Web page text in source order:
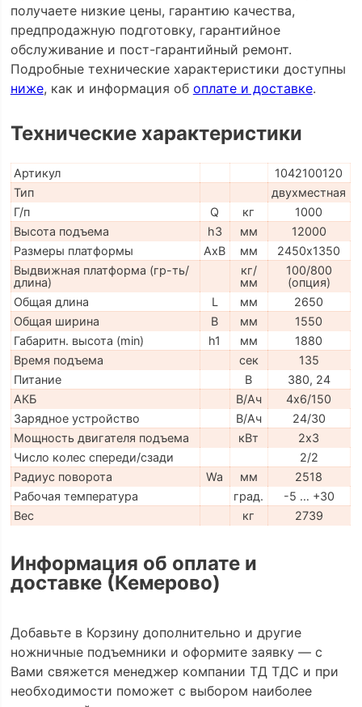
получаете низкие цены, гарантию качества,
предпродажную подготовку, гарантийное
обслуживание и пост-гарантийный ремонт.
Подробные технические характеристики доступны
ниже, как и информация об оплате и доставке.
Технические характеристики
Артикул
1042100120
Тип
двухместная
Г/п
Q кг
1000
Высота подъема
h3 мм
12000
Размеры платформы
AxB мм
2450х1350
Выдвижная платформа (гр-ть/
длина)
кг/
мм
100/800
(опция)
Общая длина
L мм
2650
Общая ширина
B мм
1550
Габаритн. высота (min)
h1 мм
1880
Время подъема
сек
135
Питание
В
380, 24
АКБ
В/Ач
4х6/150
Зарядное устройство
В/Ач
24/30
Мощность двигателя подъема
кВт
2х3
Число колес спереди/сзади
2/2
Радиус поворота
Wa мм
2518
Рабочая температура
град.
-5 … +30
Вес
кг 2739
Информация об оплате и
доставке (Кемерово)
Добавьте в Корзину дополнительно и другие
ножничные подъемники и оформите заявку — с
Вами свяжется менеджер компании ТД ТДС и при
необходимости поможет с выбором наиболее